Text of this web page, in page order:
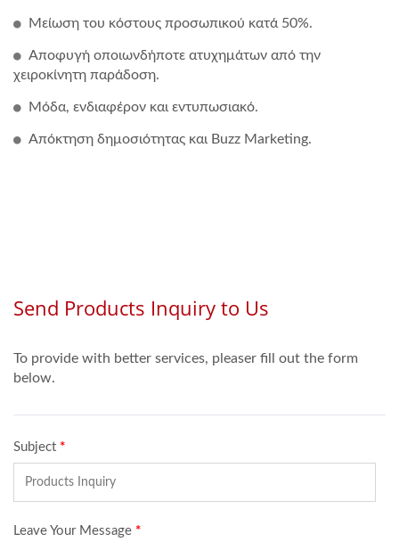
Μείωση του κόστους προσωπικού κατά 50%.
Αποφυγή οποιωνδήποτε ατυχημάτων από την
χειροκίνητη παράδοση.
Μόδα, ενδιαφέρον και εντυπωσιακό.
Απόκτηση δημοσιότητας και Buzz Marketing.